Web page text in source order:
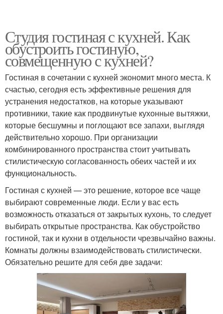
Студия гостиная с кухней. Как
обустроить гостиную,
совмещенную с кухней?
Гостиная в сочетании с кухней экономит много места. К
счастью, сегодня есть эффективные решения для
устранения недостатков, на которые указывают
противники, такие как продвинутые кухонные вытяжки,
которые бесшумны и поглощают все запахи, выглядя
действительно хорошо. При организации
комбинированного пространства стоит учитывать
стилистическую согласованность обеих частей и их
функциональность.
Гостиная с кухней — это решение, которое все чаще
выбирают современные люди. Если у вас есть
возможность отказаться от закрытых кухонь, то следует
выбирать открытые пространства. Как обустройство
гостиной, так и кухни в отдельности чрезвычайно важны.
Комнаты должны взаимодействовать стилистически.
Обязательно решите для себя две задачи: